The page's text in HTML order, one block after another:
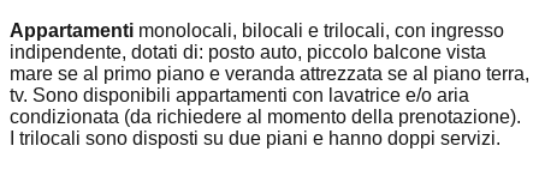
Appartamenti monolocali, bilocali e trilocali, con ingresso
indipendente, dotati di: posto auto, piccolo balcone vista
mare se al primo piano e veranda attrezzata se al piano terra,
tv. Sono disponibili appartamenti con lavatrice e/o aria
condizionata (da richiedere al momento della prenotazione).
I trilocali sono disposti su due piani e hanno doppi servizi.